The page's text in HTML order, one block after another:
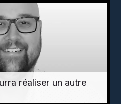
réaliser un autre